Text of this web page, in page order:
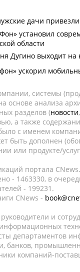
дачи
установил
области
Дугино выходит на
ускорил
системы
основе анализа
разделов (новости
а также
с именем
быть дополнен
или продукте/
портала
- 1463330, в
- 199231.
CNews -
и
департаментов
банков,
компаний-